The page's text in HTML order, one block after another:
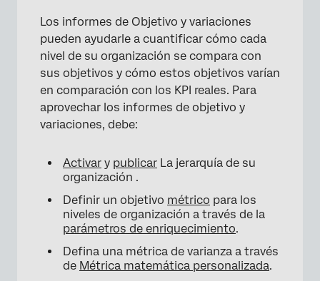
Los informes de Objetivo y variaciones
pueden ayudarle a cuantificar cómo cada
nivel de su organización se compara con
sus objetivos y cómo estos objetivos varían
en comparación con los KPI reales. Para
aprovechar los informes de objetivo y
variaciones, debe:
Activar y publicar La jerarquía de su
organización .
Definir un objetivo métrico para los
niveles de organización a través de la
parámetros de enriquecimiento.
Defina una métrica de varianza a través
de Métrica matemática personalizada.